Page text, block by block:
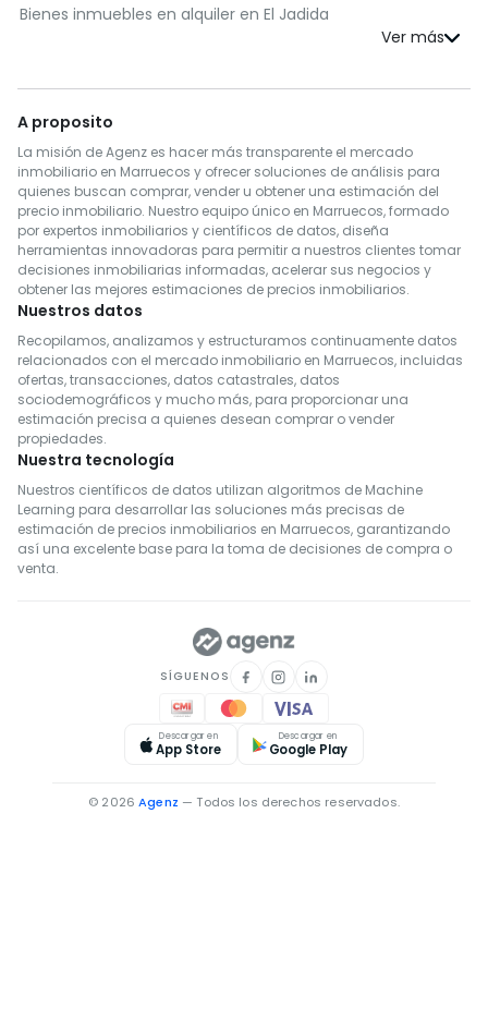
Bienes inmuebles en alquiler en El Jadida
Bienes inmuebles en alquiler en Benslimane
Bienes inmuebles en alquiler en Al Haouz
Bienes inmuebles en alquiler en Salé
Bienes inmuebles en alquiler en Berrechid
Bienes inmuebles en alquiler en Essaouira
Bienes inmuebles en alquiler en Médiouna
Bienes inmuebles en alquiler en Meknès
Bienes inmuebles en alquiler en Rehamna
Bienes inmuebles en alquiler en Inezgane- Ait Melloul
Bienes inmuebles en alquiler en M'Diq-Fnideq
Bienes inmuebles en alquiler en Khémisset
Bienes inmuebles en alquiler en Settat
Bienes inmuebles en alquiler en Fahs-Anjra
Bienes inmuebles en alquiler en El Hajeb
A proposito
La misión de Agenz es hacer más transparente el mercado
inmobiliario en Marruecos y ofrecer soluciones de análisis para
quienes buscan comprar, vender u obtener una estimación del
precio inmobiliario. Nuestro equipo único en Marruecos, formado
por expertos inmobiliarios y científicos de datos, diseña
herramientas innovadoras para permitir a nuestros clientes tomar
decisiones inmobiliarias informadas, acelerar sus negocios y
obtener las mejores estimaciones de precios inmobiliarios.
Nuestros datos
Recopilamos, analizamos y estructuramos continuamente datos
relacionados con el mercado inmobiliario en Marruecos, incluidas
ofertas, transacciones, datos catastrales, datos
sociodemográficos y mucho más, para proporcionar una
estimación precisa a quienes desean comprar o vender
propiedades.
Nuestra tecnología
Nuestros científicos de datos utilizan algoritmos de Machine
Learning para desarrollar las soluciones más precisas de
estimación de precios inmobiliarios en Marruecos, garantizando
así una excelente base para la toma de decisiones de compra o
venta.
SÍGUENOS
Descargar en
App Store
Descargar en
Google Play
© 2026Agenz — Todos los derechos reservados.